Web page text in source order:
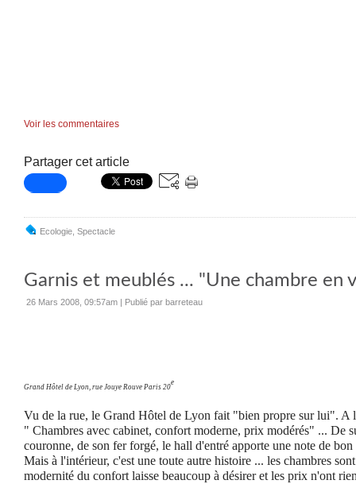
Voir les commentaires
Partager cet article
Ecologie Spectacle
Garnis et meublés ... "Une chambre en
26 Mars 2008, 09:57am | Publié par barreteau
Grand Hôtel de Lyon, rue Jouye Rouve Paris 20
e
Vu de la rue, le Grand Hôtel de Lyon fait "bien propre sur lui". A
" Chambres avec cabinet, confort moderne, prix modérés" ... De
couronne, de son fer forgé, le hall d'entré apporte une note de bon
Mais à l'intérieur, c'est une toute autre histoire ... les chambres
modernité du confort laisse beaucoup à désirer et les prix n'ont